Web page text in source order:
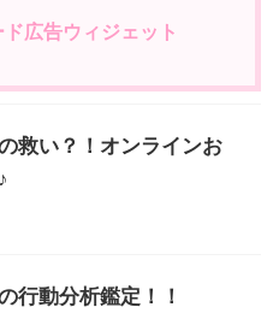
広告ウィジェット
救い？！オンラインお
行動分析鑑定！！